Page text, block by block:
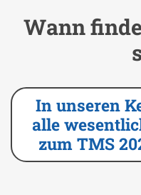
Wann
In unseren
alle
zum TMS